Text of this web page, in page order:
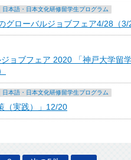
日本語・日本文化研修留学生プログラム
グローバルジョブフェア4/28（3/
ョブフェア 2020 「神戸大学留
日本語・日本文化研修留学生プログラム
（実践）」12/20